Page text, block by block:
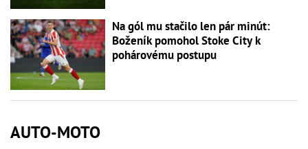
Na gól mu stačilo len pár minút:
Boženík pomohol Stoke City k
pohárovému postupu
AUTO-MOTO